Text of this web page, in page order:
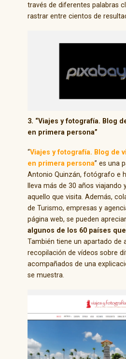
través de diferentes palabras
rastrar entre cientos de
3. “Viajes y fotografía. Blog
en primera persona”
“Viajes y fotografía. Blog de
en primera persona” es una
Antonio Quinzán, fotógrafo e
lleva más de 30 años
aquello que visita. Además,
de Turismo, empresas y
página web, se pueden apreciar
algunos de los 60 países
También tiene un apartado de
recopilación de vídeos sobre
acompañados de una
se muestra.